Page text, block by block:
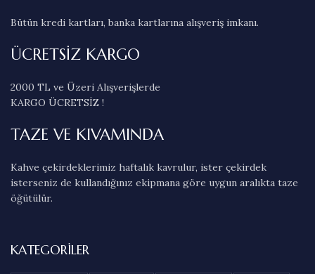
Bütün kredi kartları, banka kartlarına alışveriş imkanı.
ÜCRETSİZ KARGO
2000 TL ve Üzeri Alışverişlerde
KARGO ÜCRETSİZ !
TAZE VE KIVAMINDA
Kahve çekirdeklerimiz haftalık kavrulur, ister çekirdek
isterseniz de kullandığınız ekipmana göre uygun aralıkta taze
öğütülür.
KATEGORILER